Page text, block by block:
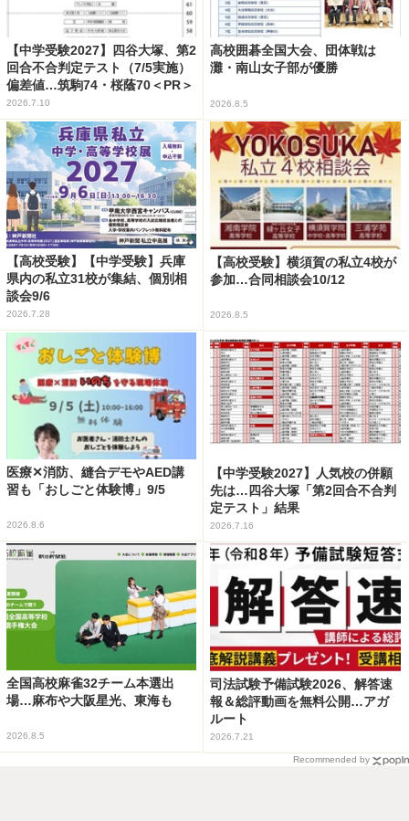
【中学受験2027】四谷大塚、第2
回合不合判定テスト（7/5実施）
偏差値…筑駒74・桜蔭70＜PR＞
2026.7.10
高校囲碁全国大会、団体戦は
灘・南山女子部が優勝
2026.8.5
【高校受験】【中学受験】兵庫
県内の私立31校が集結、個別相
談会9/6
2026.7.28
【高校受験】横須賀の私立4校が
参加…合同相談会10/12
2026.8.5
医療✕消防、縫合デモやAED講
習も「おしごと体験博」9/5
2026.8.6
【中学受験2027】人気校の併願
先は…四谷大塚「第2回合不合判
定テスト」結果
2026.7.16
全国高校麻雀32チーム本選出
場…麻布や大阪星光、東海も
2026.8.5
司法試験予備試験2026、解答速
報＆総評動画を無料公開…アガ
ルート
2026.7.21
Recommended by